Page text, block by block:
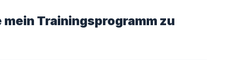
Trainingsprogramm zu